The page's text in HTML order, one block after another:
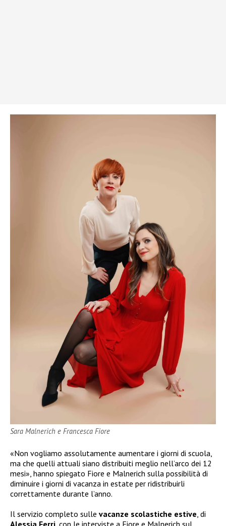
Sara Malnerich e Francesca Fiore
«Non vogliamo assolutamente aumentare i giorni di scuola,
ma che quelli attuali siano distribuiti meglio nell’arco dei 12
mesi», hanno spiegato Fiore e Malnerich sulla possibilità di
diminuire i giorni di vacanza in estate per ridistribuirli
correttamente durante l’anno.
Il servizio completo sulle vacanze scolastiche estive , di
Alessia Ferri , con le interviste a Fiore e Malnerich sul